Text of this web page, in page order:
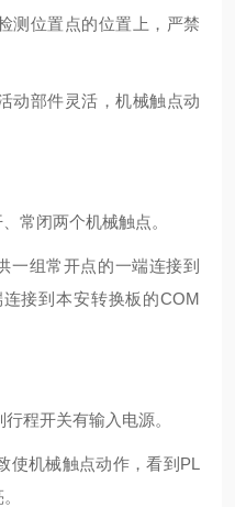
测位置点的位置上，严禁
动部件灵活，机械触点动
常闭两个机械触点。
一组常开点的一端连接到
接到本安转换板的COM
程开关有输入电源。
机械触点动作，看到PL